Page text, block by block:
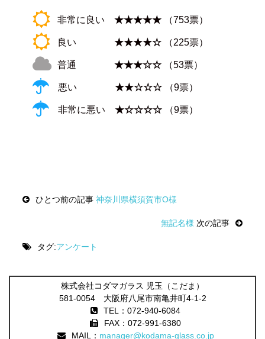
非常に良い★★★★★ （753票）
良い★★★★☆ （225票）
普通★★★☆☆ （53票）
悪い★★☆☆☆ （9票）
非常に悪い★☆☆☆☆ （9票）
navigationひとつ前の記事神奈川県横須賀市O様
無記名様 次の記事
タグ:アンケート
株式会社コダマガラス 児玉（こだま）
581-0054 大阪府八尾市南亀井町4-1-2
TEL：072-940-6084
FAX：072-991-6380
MAIL： manager@kodama-glass.co.jp